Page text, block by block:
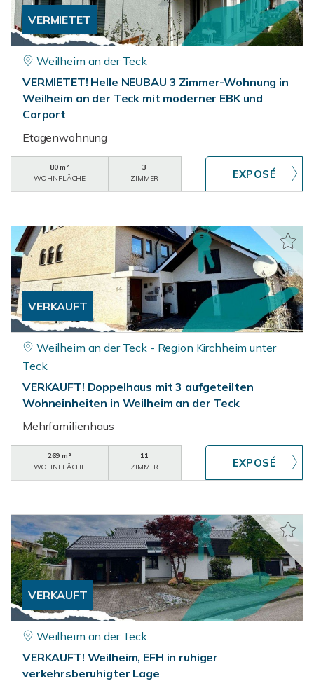
VERMIETET
Weilheim an der Teck
VERMIETET! Helle NEUBAU 3 Zimmer-Wohnung in
Weilheim an der Teck mit moderner EBK und
Carport
Etagenwohnung
80 m²
WOHNFLÄCHE
3
ZIMMER
VERKAUFT
Weilheim an der Teck - Region Kirchheim unter
Teck
VERKAUFT! Doppelhaus mit 3 aufgeteilten
Wohneinheiten in Weilheim an der Teck
Mehrfamilienhaus
269 m²
WOHNFLÄCHE
11
ZIMMER
VERKAUFT
Weilheim an der Teck
VERKAUFT! Weilheim, EFH in ruhiger
verkehrsberuhigter Lage